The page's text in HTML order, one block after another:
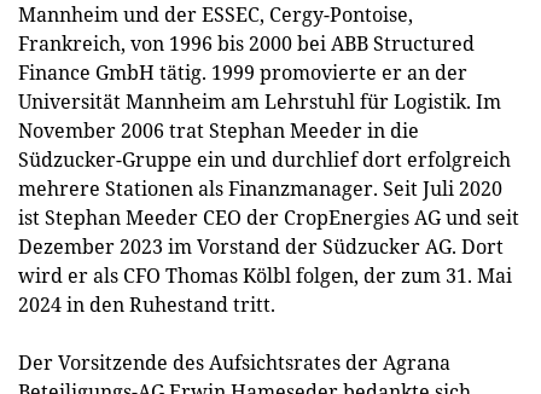
Mannheim und der ESSEC, Cergy-Pontoise,
Frankreich, von 1996 bis 2000 bei ABB Structured
Finance GmbH tätig. 1999 promovierte er an der
Universität Mannheim am Lehrstuhl für Logistik. Im
November 2006 trat Stephan Meeder in die
Südzucker-Gruppe ein und durchlief dort erfolgreich
mehrere Stationen als Finanzmanager. Seit Juli 2020
ist Stephan Meeder CEO der CropEnergies AG und seit
Dezember 2023 im Vorstand der Südzucker AG. Dort
wird er als CFO Thomas Kölbl folgen, der zum 31. Mai
2024 in den Ruhestand tritt.
Der Vorsitzende des Aufsichtsrates der Agrana